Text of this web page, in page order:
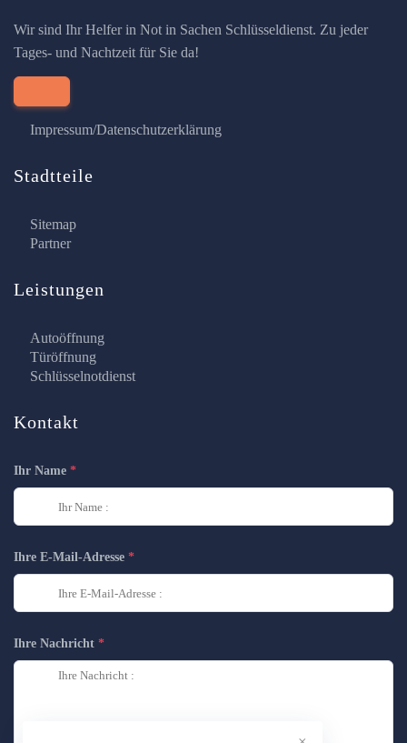
Wir sind Ihr Helfer in Not in Sachen Schlüsseldienst. Zu jeder
Tages- und Nachtzeit für Sie da!
Impressum/Datenschutzerklärung
Stadtteile
Sitemap
Partner
Leistungen
Autoöffnung
Türöffnung
Schlüsselnotdienst
Kontakt
Ihr Name
Ihre E-Mail-Adresse
Ihre Nachricht